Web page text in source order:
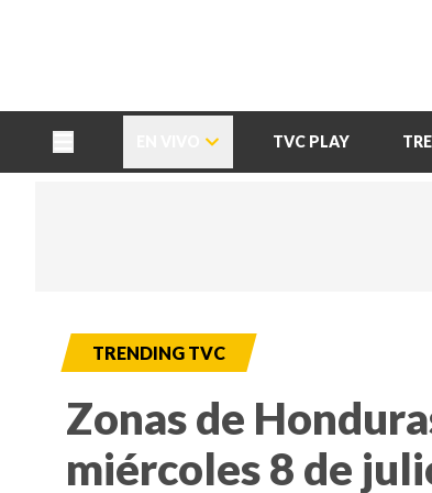
TVC PLAY
TRENDING TVC
Zonas de
miércoles 8 de